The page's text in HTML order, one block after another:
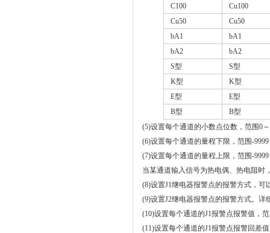
C100
Cu100
Cu50
Cu50
bA1
bA1
bA2
bA2
S型 S型
K型 K型
E型 E型
B型 B型
(5)设置每个通道的小数点位数，范围0～
(6)设置每个通道的量程下限，范围-9999
(7)设置每个通道的量程上限，范围-9999
当某通道输入信号为热电偶、热电阻时
(8)设置J1继电器报警点的报警方式，可
(9)设置J2继电器报警点的报警方式。详
(10)设置每个通道的J1报警点报警值，
(11)设置每个通道的J1报警点报警回差